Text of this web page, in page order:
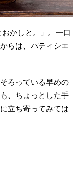
かしと。」。一口
らは、パティシエ
ろっている早めの
、ちょっとした手
立ち寄ってみては